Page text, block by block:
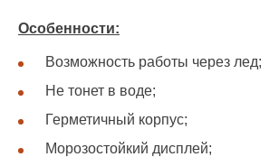
Особенности:
Возможность работы через лед;
Не тонет в воде;
Герметичный корпус;
Морозостойкий дисплей;